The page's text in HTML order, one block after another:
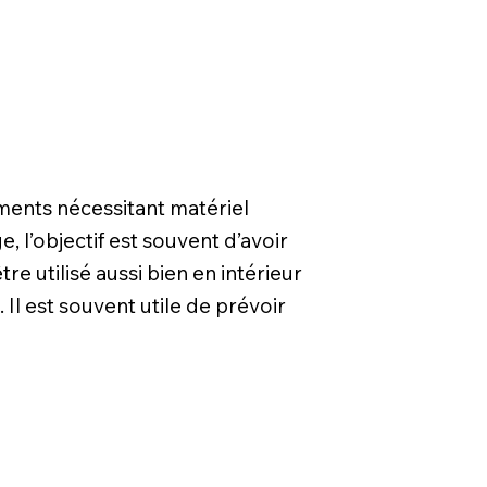
nécessitant matériel
l’objectif est souvent d’avoir
utilisé aussi bien en intérieur
Il est souvent utile de prévoir